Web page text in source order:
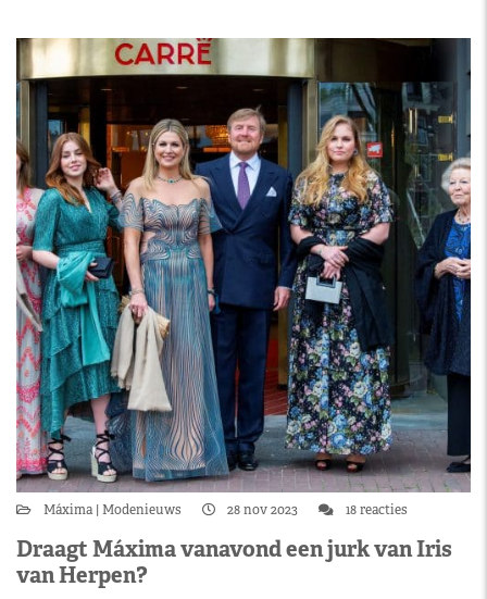
Máxima Modenieuws 28 nov 2023 18 reacties
Draagt Máxima vanavond een jurk van Iris
van Herpen?